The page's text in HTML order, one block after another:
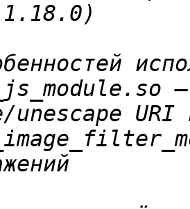
unescape URI